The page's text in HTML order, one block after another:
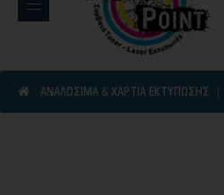
Εκτυπωτικά Μηχανήματα
ΑΝΑΛΩΣΙΜΑ & ΧΑΡΤΙΑ ΕΚΤΥΠΩΣΗΣ